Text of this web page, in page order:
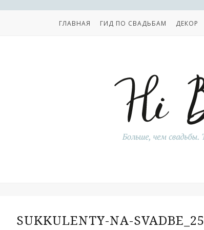
ГЛАВНАЯ ГИД ПО СВАДЬБАМ ДЕКОР
SUKKULENTY-NA-SVADBE_25